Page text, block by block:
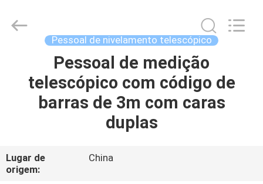
PRODUTOS
NÓS
Survey
Instrument
Pessoal de nivelamento telescópico
Pessoal de medição
telescópico com código de
barras de 3m com caras
duplas
Lugar de
origem:
China